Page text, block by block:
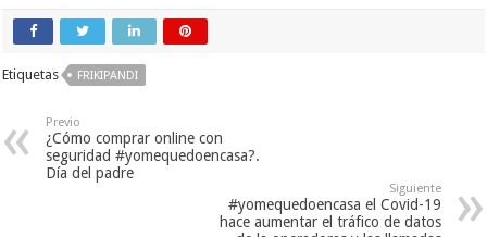
Etiquetas FRIKIPANDI
Previo
¿Cómo comprar online con
seguridad #yomequedoencasa?.
Día del padre
Siguiente
#yomequedoencasa el Covid-19
hace aumentar el tráfico de datos